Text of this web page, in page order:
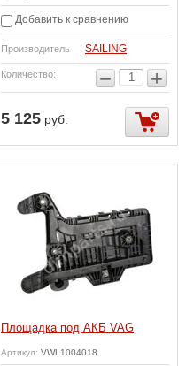
Добавить к сравнению
Производитель SAILING
Количество: − +
5 125 руб.
Площадка под АКБ VAG
Артикул: VWL1004018